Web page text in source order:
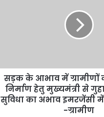
सड़क के आभाव में ग्रामीणों
निर्माण हेतु मुख्यमंत्री से
सुविधा का अभाव इमरजेंसी में
-ग्रामीण